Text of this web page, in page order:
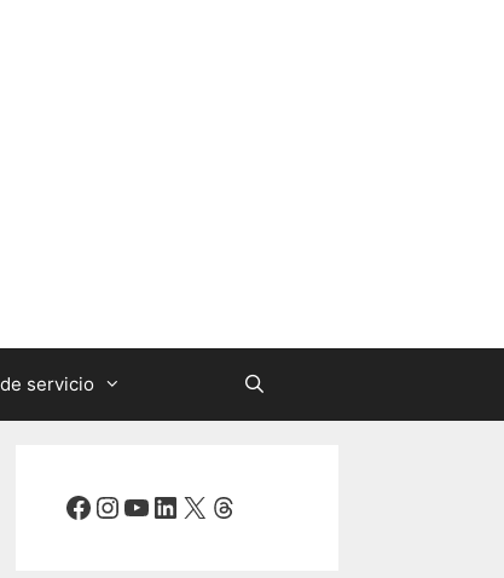
servicio
Facebook
Instagram
YouTube
LinkedIn
X Threads